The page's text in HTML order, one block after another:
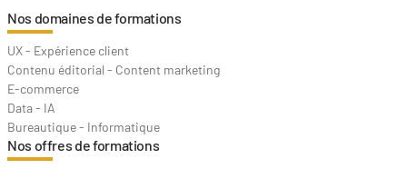
Nos domaines de formations
UX - Expérience client
Contenu éditorial - Content marketing
E-commerce
Data - IA
Bureautique - Informatique
Nos offres de formations